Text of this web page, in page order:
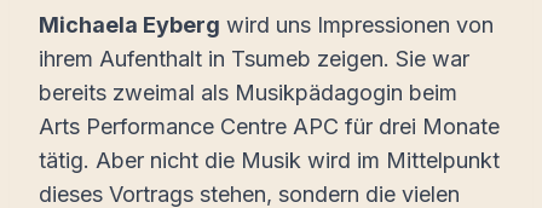
Michaela Eyberg wird uns Impressionen von
ihrem Aufenthalt in Tsumeb zeigen. Sie war
bereits zweimal als Musikpädagogin beim
Arts Performance Centre APC für drei Monate
tätig. Aber nicht die Musik wird im Mittelpunkt
dieses Vortrags stehen, sondern die vielen